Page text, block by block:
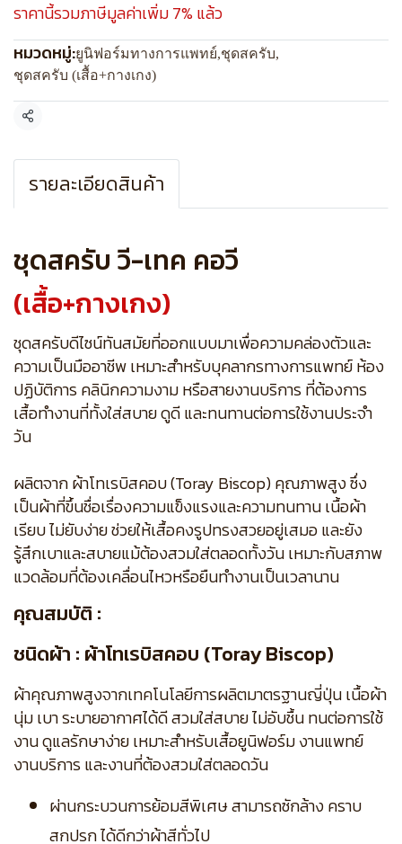
ราคานี้รวมภาษีมูลค่าเพิ่ม 7% แล้ว
หมวดหมู่:ยูนิฟอร์มทางการแพทย์,ชุดสครับ,
ชุดสครับ (เสื้อ+กางเกง)
แชร์
รายละเอียดสินค้า
ชุดสครับ วี-เทค คอวี
(เสื้อ+กางเกง)
ชุดสครับดีไซน์ทันสมัยที่ออกแบบมาเพื่อความคล่องตัวและ
ความเป็นมืออาชีพ เหมาะสำหรับบุคลากรทางการแพทย์ ห้อง
ปฏิบัติการ คลินิกความงาม หรือสายงานบริการ ที่ต้องการ
เสื้อทำงานที่ทั้งใส่สบาย ดูดี และทนทานต่อการใช้งานประจำ
วัน
ผลิตจาก ผ้าโทเรบิสคอบ (Toray Biscop) คุณภาพสูง ซึ่ง
เป็นผ้าที่ขึ้นชื่อเรื่องความแข็งแรงและความทนทาน เนื้อผ้า
เรียบ ไม่ยับง่าย ช่วยให้เสื้อคงรูปทรงสวยอยู่เสมอ และยัง
รู้สึกเบาและสบายแม้ต้องสวมใส่ตลอดทั้งวัน เหมาะกับสภาพ
แวดล้อมที่ต้องเคลื่อนไหวหรือยืนทำงานเป็นเวลานาน
คุณสมบัติ :
ชนิดผ้า : ผ้าโทเรบิสคอบ (Toray Biscop)
ผ้าคุณภาพสูงจากเทคโนโลยีการผลิตมาตรฐานญี่ปุ่น เนื้อผ้า
นุ่ม เบา ระบายอากาศได้ดี สวมใส่สบาย ไม่อับชื้น ทนต่อการใช้
งาน ดูแลรักษาง่าย เหมาะสำหรับเสื้อยูนิฟอร์ม งานแพทย์
งานบริการ และงานที่ต้องสวมใส่ตลอดวัน
ผ่านกระบวนการย้อมสีพิเศษ สามารถซักล้าง คราบ
สกปรก ได้ดีกว่าผ้าสีทั่วไป